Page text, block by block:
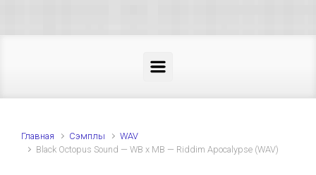
Главная Cэмплы
WAV
Black Octopus Sound — WB x MB — Riddim Apocalypse (WAV)